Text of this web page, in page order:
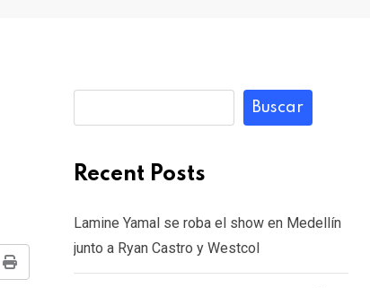
Print
Buscar
Recent Posts
Lamine Yamal se roba el show en Medellín
junto a Ryan Castro y Westcol